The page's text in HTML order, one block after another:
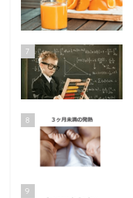
7
8
9